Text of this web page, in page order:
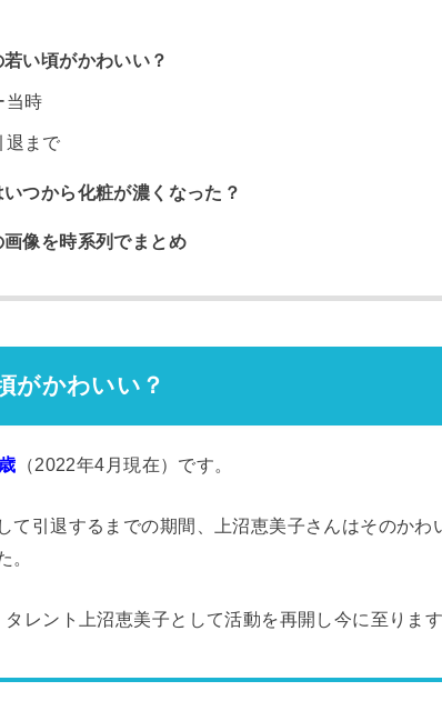
若い頃がかわいい？
当時
退まで
いつから化粧が濃くなった？
画像を時系列でまとめ
がかわいい？
（2022年4月現在）です。
て引退するまでの期間、上沼恵美子さんはそのかわ
。
レント上沼恵美子として活動を再開し今に至ります